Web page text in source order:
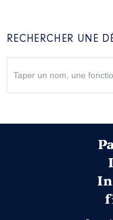
RECHERCHER UNE